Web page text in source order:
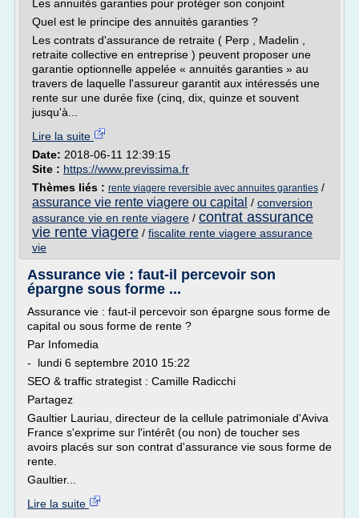
Les annuités garanties pour protéger son conjoint
Quel est le principe des annuités garanties ?
Les contrats d'assurance de retraite ( Perp , Madelin ,
retraite collective en entreprise ) peuvent proposer une
garantie optionnelle appelée « annuités garanties » au
travers de laquelle l'assureur garantit aux intéressés une
rente sur une durée fixe (cinq, dix, quinze et souvent
jusqu'à...
Lire la suite
Date: 2018-06-11 12:39:15
Site : https://www.previssima.fr
Thèmes liés : rente viagere reversible avec annuites garanties /
assurance vie rente viagere ou capital / conversion
assurance vie en rente viagere / contrat assurance
vie rente viagere / fiscalite rente viagere assurance
vie
Assurance vie : faut-il percevoir son
épargne sous forme ...
Assurance vie : faut-il percevoir son épargne sous forme de
capital ou sous forme de rente ?
Par Infomedia
- lundi 6 septembre 2010 15:22
SEO & traffic strategist : Camille Radicchi
Partagez
Gaultier Lauriau, directeur de la cellule patrimoniale d'Aviva
France s'exprime sur l'intérêt (ou non) de toucher ses
avoirs placés sur son contrat d'assurance vie sous forme de
rente.
Gaultier...
Lire la suite